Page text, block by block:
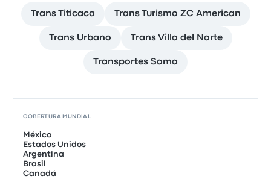
Trans Titicaca Trans Turismo ZC American
Trans Urbano Trans Villa del Norte
Transportes Sama
COBERTURA MUNDIAL
México
Estados Unidos
Argentina
Brasil
Canadá